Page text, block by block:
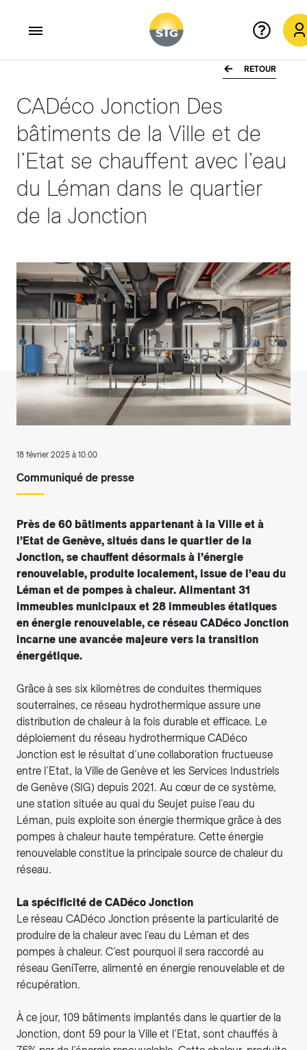
RETOUR
CADéco Jonction Des
bâtiments de la Ville et de
l’Etat se chauffent avec l’eau
du Léman dans le quartier
de la Jonction
18 février 2025 à 10:00
Communiqué de presse
Près de 60 bâtiments appartenant à la Ville et à
l’Etat de Genève, situés dans le quartier de la
Jonction, se chauffent désormais à l’énergie
renouvelable, produite localement, issue de l’eau du
Léman et de pompes à chaleur. Alimentant 31
immeubles municipaux et 28 immeubles étatiques
en énergie renouvelable, ce réseau CADéco Jonction
incarne une avancée majeure vers la transition
énergétique.
Grâce à ses six kilomètres de conduites thermiques
souterraines, ce réseau hydrothermique assure une
distribution de chaleur à la fois durable et efficace. Le
déploiement du réseau hydrothermique CADéco
Jonction est le résultat d’une collaboration fructueuse
entre l’Etat, la Ville de Genève et les Services Industriels
de Genève (SIG) depuis 2021. Au cœur de ce système,
une station située au quai du Seujet puise l’eau du
Léman, puis exploite son énergie thermique grâce à des
pompes à chaleur haute température. Cette énergie
renouvelable constitue la principale source de chaleur du
réseau.
La spécificité de CADéco Jonction
Le réseau CADéco Jonction présente la particularité de
produire de la chaleur avec l’eau du Léman et des
pompes à chaleur. C’est pourquoi il sera raccordé au
réseau GeniTerre, alimenté en énergie renouvelable et de
récupération.
À ce jour, 109 bâtiments implantés dans le quartier de la
Jonction, dont 59 pour la Ville et l’Etat, sont chauffés à